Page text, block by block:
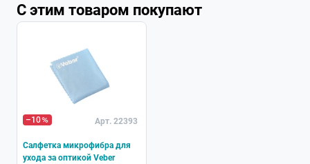
С этим товаром покупают
–10 Арт. 22393
Салфетка микрофибра для
ухода за оптикой Veber